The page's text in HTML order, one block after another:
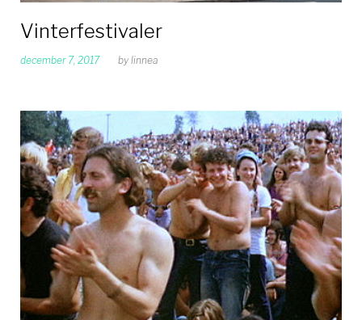
Vinterfestivaler
december 7, 2017 by linnea